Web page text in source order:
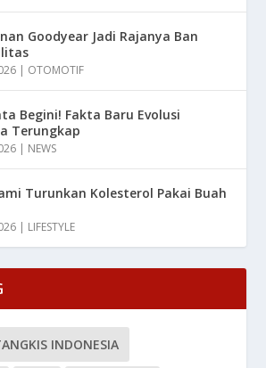
Goodyear Jadi Rajanya Ban
| OTOMOTIF
Begini! Fakta Baru Evolusi
Terungkap
| NEWS
Turunkan Kolesterol Pakai Buah
| LIFESTYLE
INDONESIA